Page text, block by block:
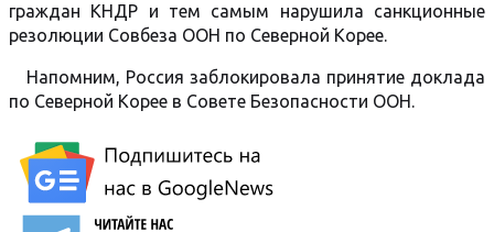
граждан КНДР и тем самым нарушила санкционные
резолюции Совбеза ООН по Северной Корее.
Напомним, Россия заблокировала принятие доклада
по Северной Корее в Совете Безопасности ООН.